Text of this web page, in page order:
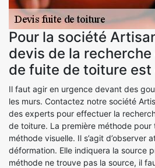
Pour la société
devis de la
de fuite de toiture est
Il faut agir en urgence devant des
les murs. Contactez notre société
des experts pour effectuer la
de toiture. La première méthode pour
méthode visuelle. Il s’agit d’observer
déformation. Elle indiquera la source
méthode ne trouve pas la source, il